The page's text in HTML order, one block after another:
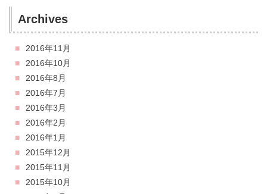
Archives
2016年11月
2016年10月
2016年8月
2016年7月
2016年3月
2016年2月
2016年1月
2015年12月
2015年11月
2015年10月